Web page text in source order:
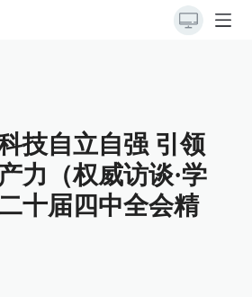
技自立自强 引领
力（权威访谈·学
十届四中全会精